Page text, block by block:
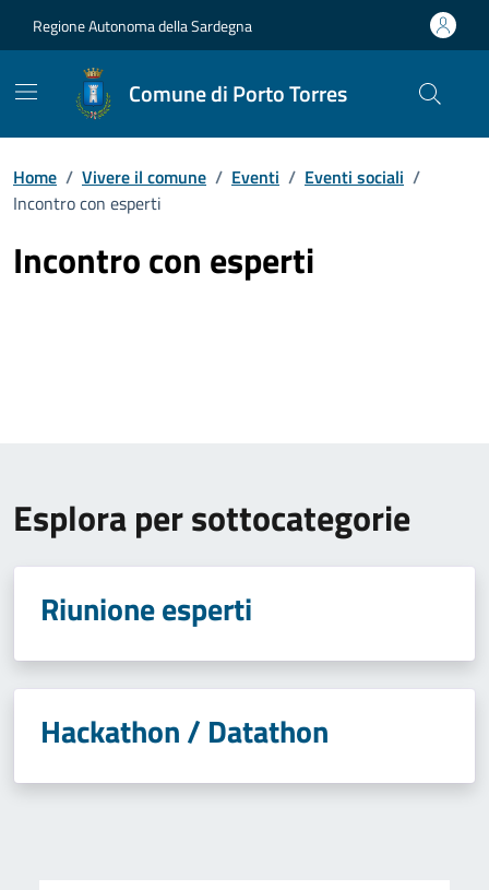
Regione Autonoma della Sardegna
Comune di Porto Torres
Home / Vivere il comune / Eventi / Eventi sociali /
Incontro con esperti
Incontro con esperti
Esplora per sottocategorie
Riunione esperti
Hackathon / Datathon